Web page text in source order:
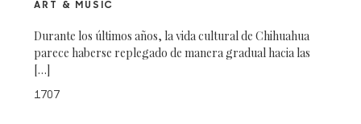
ART & MUSIC
Durante los últimos años, la vida cultural de Chihuahua
parece haberse replegado de manera gradual hacia las
[…]
1707